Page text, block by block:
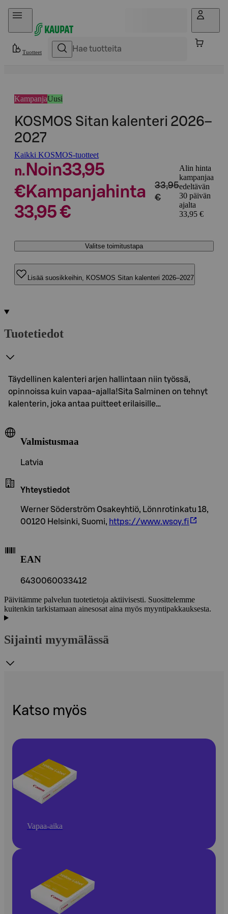
Hyppää sisältöön
Tuotteet
KampanjaUusi
KOSMOS Sitan kalenteri 2026–
2027
Kaikki KOSMOS-tuotteet
n. Noin33,95
€Kampanjahinta
33,95 €
33,95
€
Alin hinta
kampanjaa
edeltävän
30 päivän
ajalta
33,95 €
Valitse toimitustapa
Lisää suosikkeihin, KOSMOS Sitan kalenteri 2026–2027
Tuotetiedot
Täydellinen kalenteri arjen hallintaan niin työssä,
opinnoissa kuin vapaa-ajalla!Sita Salminen on tehnyt
kalenterin, joka antaa puitteet erilaisille…
Valmistusmaa
Latvia
Yhteystiedot
Werner Söderström Osakeyhtiö, Lönnrotinkatu 18,
00120 Helsinki, Suomi, https://www.wsoy.fi
EAN
6430060033412
Päivitämme palvelun tuotetietoja aktiivisesti. Suosittelemme
kuitenkin tarkistamaan ainesosat aina myös myyntipakkauksesta.
Sijainti myymälässä
Katso myös
Vapaa-aika